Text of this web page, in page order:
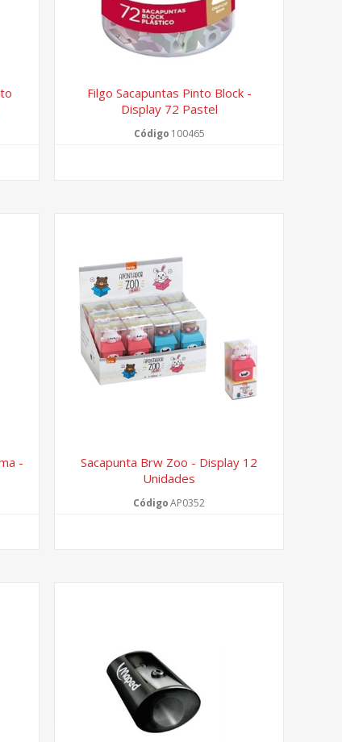
Filgo Sacapuntas Pinto Block -
Display 72 Pastel
Código 100465
-
Sacapunta Brw Zoo - Display 12
Unidades
CódigoAP0352